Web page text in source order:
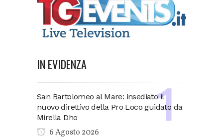
IN EVIDENZA
San Bartolomeo al Mare: insediato il
nuovo direttivo della Pro Loco guidato da
Mirella Dho
6 Agosto 2026